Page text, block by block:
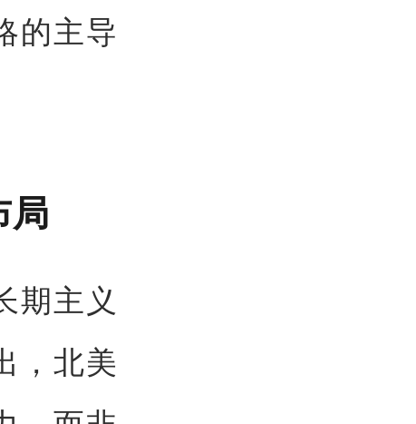
的主导
局
期主义
，北美